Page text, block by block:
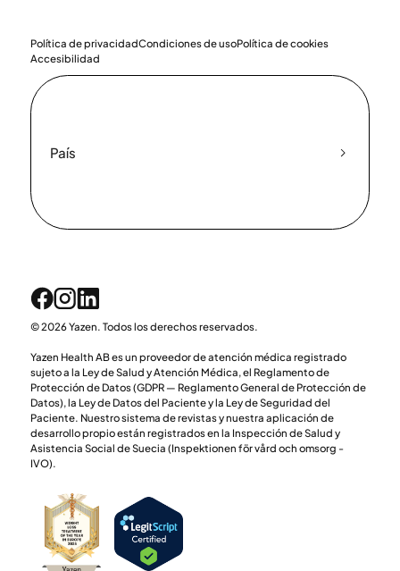
Política de privacidadCondiciones de usoPolítica de cookies
Accesibilidad
País
© 2026 Yazen. Todos los derechos reservados.
Yazen Health AB es un proveedor de atención médica registrado
sujeto a la Ley de Salud y Atención Médica, el Reglamento de
Protección de Datos (GDPR — Reglamento General de Protección de
Datos), la Ley de Datos del Paciente y la Ley de Seguridad del
Paciente. Nuestro sistema de revistas y nuestra aplicación de
desarrollo propio están registrados en la Inspección de Salud y
Asistencia Social de Suecia (Inspektionen för vård och omsorg -
IVO).